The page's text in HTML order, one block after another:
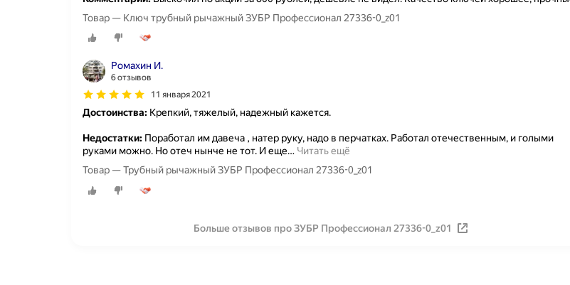
Товар — Ключ трубный рычажный ЗУБР Профессионал 27336-0_z01
Ромахин И.
6 отзывов
11 января 2021
Достоинства: Крепкий, тяжелый, надежный кажется.
Недостатки: Поработал им давеча , натер руку, надо в перчатках. Работал отечественным, и голыми
руками можно. Но отеч нынче не тот. И еще… Читать ещё
Товар — Трубный рычажный ЗУБР Профессионал 27336-0_z01
Больше отзывов про ЗУБР Профессионал 27336-0_z01